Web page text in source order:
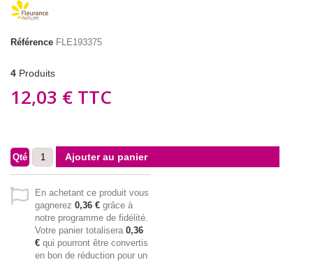
Référence FLE193375
4 Produits
12,03 € TTC
Qté Ajouter au panier
En achetant ce produit vous
gagnerez 0,36 € grâce à
notre programme de fidélité.
Votre panier totalisera 0,36
€ qui pourront être convertis
en bon de réduction pour un